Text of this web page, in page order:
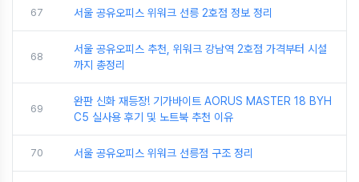
67 서울 공유오피스 위워크 선릉 2호점 정보 정리
68
서울 공유오피스 추천, 위워크 강남역 2호점 가격부터 시설
까지 총정리
69
완판 신화 재등장! 기가바이트 AORUS MASTER 18 BYH
C5 실사용 후기 및 노트북 추천 이유
70 서울 공유오피스 위워크 선릉점 구조 정리